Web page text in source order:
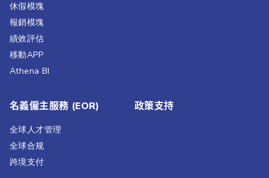
休假模塊
報銷模塊
績效評估​
移動APP
Athena BI
名義僱主服務 (EOR)
全球人才管理
全球合规
跨境支付
政策支持